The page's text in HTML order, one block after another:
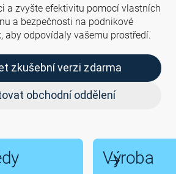
a zvyšte efektivitu pomocí vlastních
a bezpečnosti na podnikové
aby odpovídaly vašemu prostředí.
zkušební verzi zdarma
obchodní oddělení
Výroba